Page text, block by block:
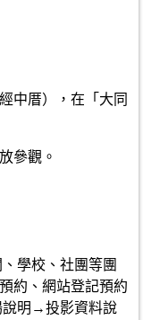
中厝），在「大同
參觀。
學校、社團等團
約、網站登記預約
說明→投影資料說